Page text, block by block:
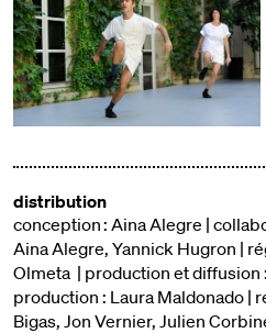
distribution
conception : Aina Alegre |
Aina Alegre, Yannick Hugron |
Olmeta | production et diffusion
production : Laura Maldonado |
Bigas, Jon Vernier, Julien